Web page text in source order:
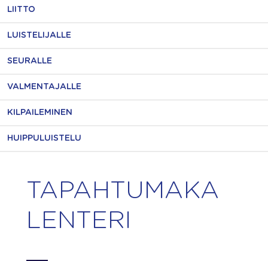
LIITTO
LUISTELIJALLE
SEURALLE
VALMENTAJALLE
KILPAILEMINEN
HUIPPULUISTELU
TAPAHTUMAKA
LENTERI